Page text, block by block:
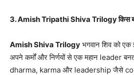
3. Amish Tripathi Shiva Trilogy किस
Amish Shiva Trilogy भगवान शिव को एक
अपने कर्मों और निर्णयों से एक महान leader
dharma, karma और leadership जैसे